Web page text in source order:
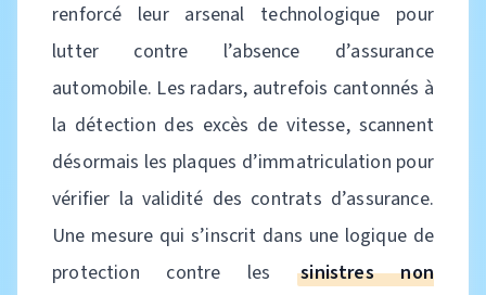
renforcé leur arsenal technologique pour
lutter contre l’absence d’assurance
automobile. Les radars, autrefois cantonnés à
la détection des excès de vitesse, scannent
désormais les plaques d’immatriculation pour
vérifier la validité des contrats d’assurance.
Une mesure qui s’inscrit dans une logique de
protection contre lessinistres non